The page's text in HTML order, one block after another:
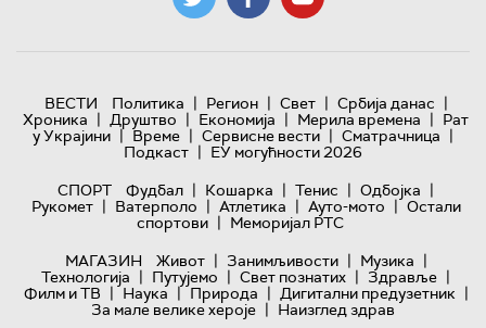
ВЕСТИ Политика | Регион | Свет | Србија данас |
Хроника | Друштво | Економија | Мерила времена | Рат
у Украјини | Време | Сервисне вести | Сматрачница |
Подкаст | ЕУ могућности 2026
СПОРТ
Фудбал | Кошарка | Тенис | Одбојка |
Рукомет | Ватерполо | Атлетика | Ауто-мото | Остали
спортови | Меморијал РТС
МАГАЗИН
Живот | Занимљивости | Музика |
Технологијa | Путујемо | Свет познатих | Здравље |
Филм и ТВ | Наука | Природа | Дигитални предузетник |
За мале велике хероје | Наизглед здрав